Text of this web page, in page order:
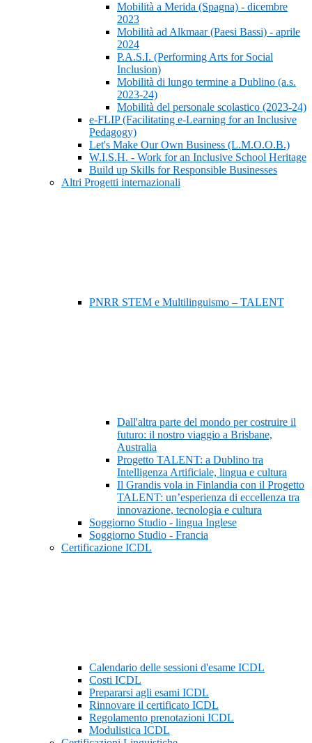
Mobilità a Merida (Spagna) - dicembre
2023
Mobilità ad Alkmaar (Paesi Bassi) - aprile
2024
P.A.S.I. (Performing Arts for Social
Inclusion)
Mobilità di lungo termine a Dublino (a.s.
2023-24)
Mobilità del personale scolastico (2023-24)
e-FLIP (Facilitating e-Learning for an Inclusive
Pedagogy)
Let's Make Our Own Business (L.M.O.O.B.)
W.I.S.H. - Work for an Inclusive School Heritage
Build up Skills for Responsible Businesses
Altri Progetti internazionali
PNRR STEM e Multilinguismo – TALENT
Dall'altra parte del mondo per costruire il
futuro: il nostro viaggio a Brisbane,
Australia
Progetto TALENT: a Dublino tra
Intelligenza Artificiale, lingua e cultura
Il Grandis vola in Finlandia con il Progetto
TALENT: un’esperienza di eccellenza tra
innovazione, tecnologia e cultura
Soggiorno Studio - lingua Inglese
Soggiorno Studio - Francia
Certificazione ICDL
Calendario delle sessioni d'esame ICDL
Costi ICDL
Prepararsi agli esami ICDL
Rinnovare il certificato ICDL
Regolamento prenotazioni ICDL
Modulistica ICDL